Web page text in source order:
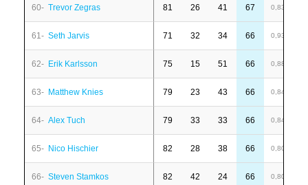
60- Trevor Zegras 81 26 41 67 0,83
61- Seth Jarvis 71 32 34 66 0,93
62- Erik Karlsson 75 15 51 66 0,88
63- Matthew Knies 79 23 43 66 0,84
64- Alex Tuch 79 33 33 66 0,84
65- Nico Hischier 82 28 38 66 0,80
66- Steven Stamkos 82 42 24 66 0,80